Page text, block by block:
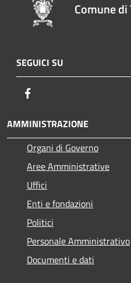
Comune
SEGUICI SU
AMMINISTRAZIONE
Organi di Governo
Aree Amministrative
Uffici
Enti e fondazioni
Politici
Personale Amministrativo
Documenti e dati